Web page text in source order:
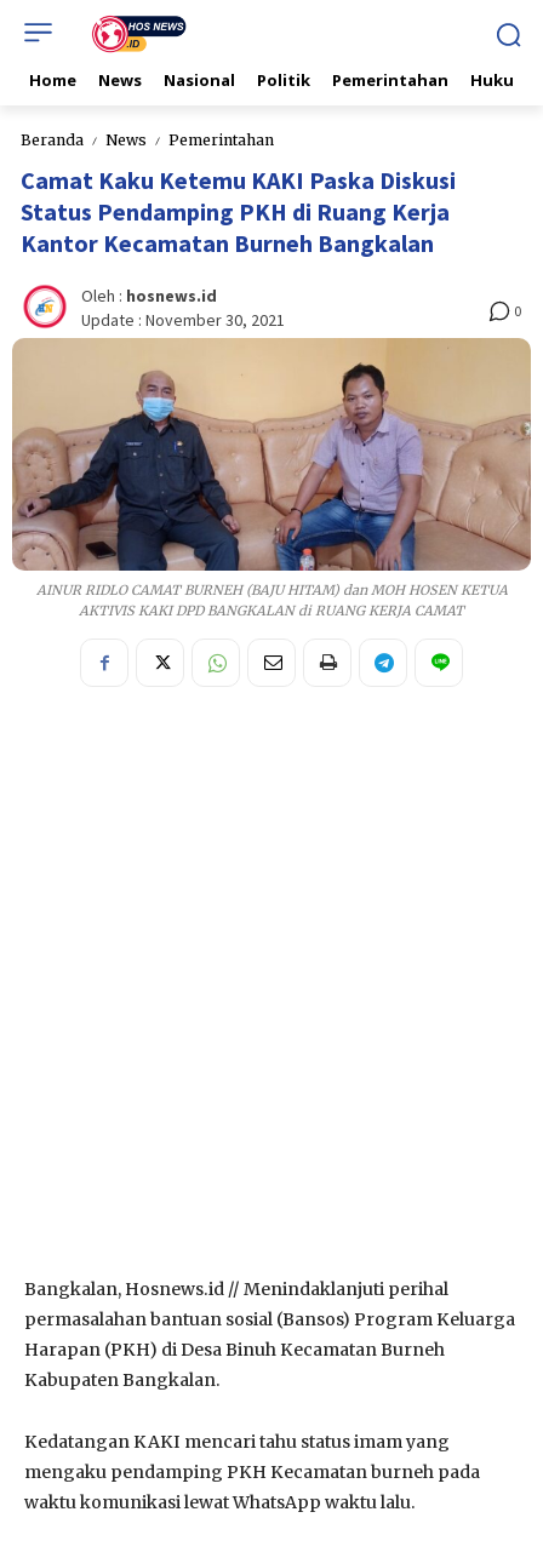
Home News Nasional Politik Pemerintahan Hukum
Beranda News Pemerintahan
Camat Kaku Ketemu KAKI Paska Diskusi
Status Pendamping PKH di Ruang Kerja
Kantor Kecamatan Burneh Bangkalan
Oleh : hosnews.id
Update : November 30, 2021 0
AINUR RIDLO CAMAT BURNEH (BAJU HITAM) dan MOH HOSEN KETUA
AKTIVIS KAKI DPD BANGKALAN di RUANG KERJA CAMAT
Bangkalan, Hosnews.id // Menindaklanjuti perihal
permasalahan bantuan sosial (Bansos) Program Keluarga
Harapan (PKH) di Desa Binuh Kecamatan Burneh
Kabupaten Bangkalan.
Kedatangan KAKI mencari tahu status imam yang
mengaku pendamping PKH Kecamatan burneh pada
waktu komunikasi lewat WhatsApp waktu lalu.